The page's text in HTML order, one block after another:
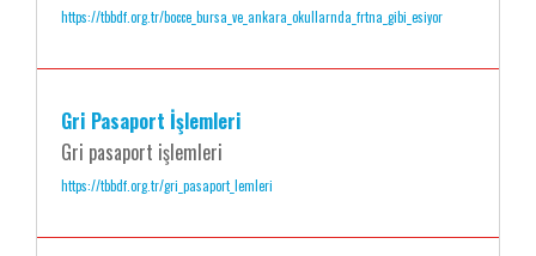
https://tbbdf.org.tr/bocce_bursa_ve_ankara_okullarnda_frtna_gibi_esiyor
Gri Pasaport İşlemleri
Gri pasaport işlemleri
https://tbbdf.org.tr/gri_pasaport_lemleri